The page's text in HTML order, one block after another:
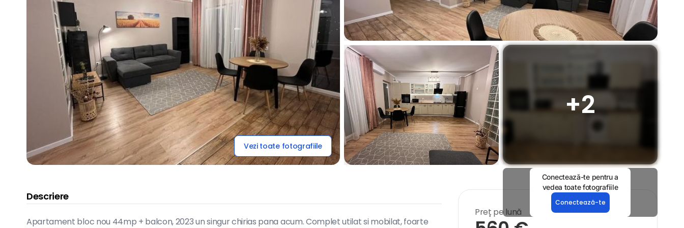
Vezi toate fotografiile
Conectează-te pentru a
vedea toate fotografiile
Conectează-te
+2
Descriere
Apartament bloc nou 44mp + balcon, 2023 un singur chirias pana acum. Complet utilat si mobilat, foarte
Preț pe lună